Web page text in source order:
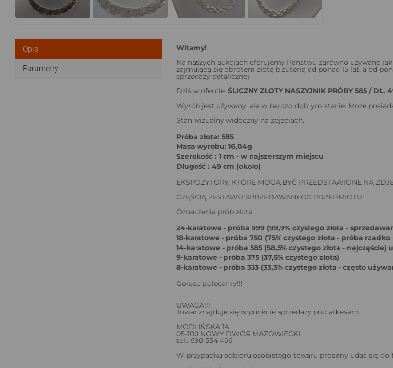
Opis
Parametry
Witamy!
Na naszych aukcjach oferujemy Państwu zarówno używane
zajmującą się obrotem złotą biżuterią od ponad 15 lat, a od
sprzedaży detalicznej.
Dziś w ofercie: ŚLICZNY ZŁOTY NASZYJNIK PRÓBY 585 / DŁ.
Wyrób jest używany, ale w bardzo dobrym stanie. Może
Stan wizualny widoczny na zdjęciach.
Próba złota: 585
Masa wyrobu: 16,04g
Szerokość : 1 cm - w najszerszym miejscu
Długość : 49 cm (około)
EKSPOZYTORY, KTÓRE MOGĄ BYĆ PRZEDSTAWIONE NA
CZĘŚCIĄ ZESTAWU SPRZEDAWANEGO PRZEDMIOTU.
Oznaczenia prób złota:
24-karatowe - próba 999 (99,9% czystego złota -
18-karatowe - próba 750 (75% czystego złota - próba
14-karatowe - próba 585 (58,5% czystego złota - najczęściej
9-karatowe - próba 375 (37,5% czystego złota)
8-karatowe - próba 333 (33,3% czystego złota - często
Gorąco polecamy!!!
UWAGA!!!
Towar znajduje się w punkcie sprzedaży pod adresem:
MODLIŃSKA 1A
05-100 NOWY DWÓR MAZOWIECKI
tel.: 690 534 466
W przypadku odbioru osobistego towaru prosimy udać się do